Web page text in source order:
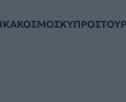
ΚΟΣΜΟΣΚΥΠΡΟΣ